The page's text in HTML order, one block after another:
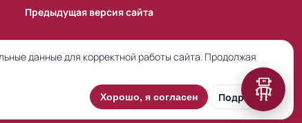
Предыдущая версия сайта
данные для корректной работы сайта. Продолжая
Хорошо, я согласен Подробнее